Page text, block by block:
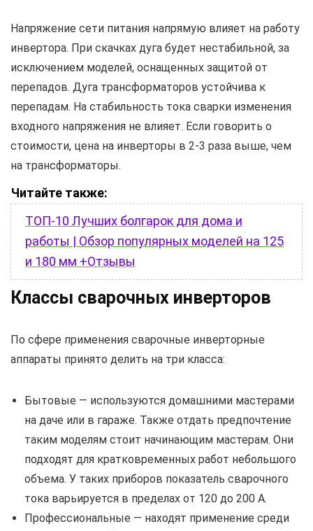
Напряжение сети питания напрямую влияет на работу
инвертора. При скачках дуга будет нестабильной, за
исключением моделей, оснащенных защитой от
перепадов. Дуга трансформаторов устойчива к
перепадам. На стабильность тока сварки изменения
входного напряжения не влияет. Если говорить о
стоимости, цена на инверторы в 2-3 раза выше, чем
на трансформаторы.
Читайте также:
ТОП-10 Лучших болгарок для дома и
работы | Обзор популярных моделей на 125
и 180 мм +Отзывы
Классы сварочных инверторов
По сфере применения сварочные инверторные
аппараты принято делить на три класса:
Бытовые — используются домашними мастерами
на даче или в гараже. Также отдать предпочтение
таким моделям стоит начинающим мастерам. Они
подходят для кратковременных работ небольшого
объема. У таких приборов показатель сварочного
тока варьируется в пределах от 120 до 200 А.
Профессиональные — находят применение среди